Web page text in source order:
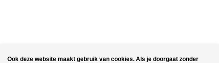
Ook deze website maakt gebruik van cookies. Als je doorgaat zonder